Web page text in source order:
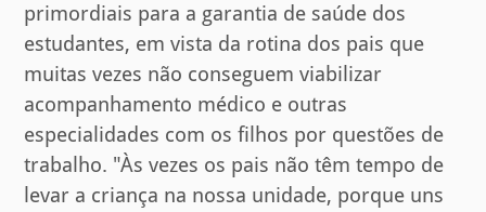
primordiais para a garantia de saúde dos
estudantes, em vista da rotina dos pais que
muitas vezes não conseguem viabilizar
acompanhamento médico e outras
especialidades com os filhos por questões de
trabalho. "Às vezes os pais não têm tempo de
levar a criança na nossa unidade, porque uns